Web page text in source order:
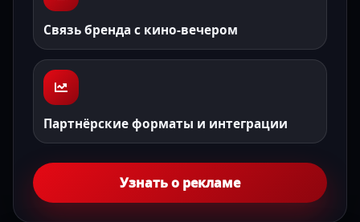
Связь бренда с кино-вечером
Партнёрские форматы и интеграции
Узнать о рекламе